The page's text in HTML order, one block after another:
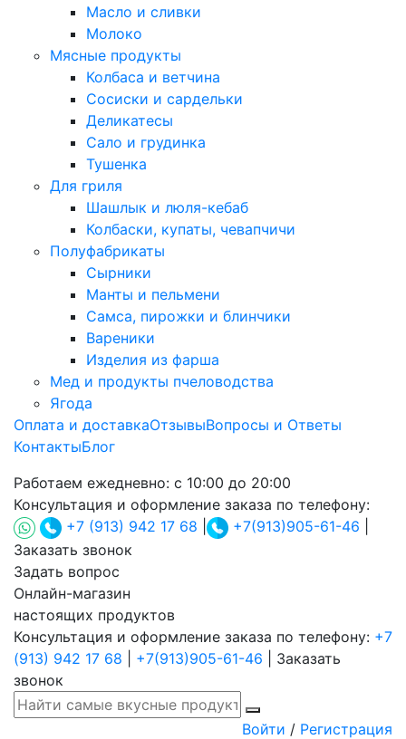
Масло и сливки
Молоко
Мясные продукты
Колбаса и ветчина
Сосиски и сардельки
Деликатесы
Сало и грудинка
Тушенка
Для гриля
Шашлык и люля-кебаб
Колбаски, купаты, чевапчичи
Полуфабрикаты
Сырники
Манты и пельмени
Самса, пирожки и блинчики
Вареники
Изделия из фарша
Мед и продукты пчеловодства
Ягода
Оплата и доставкаОтзывыВопросы и Ответы
КонтактыБлог
Работаем ежедневно: с 10:00 до 20:00
Консультация и оформление заказа по телефону:
+7 (913) 942 17 68
+7(913)905-61-46
Заказать звонок
Задать вопрос
Онлайн-магазин
настоящих продуктов
Консультация и оформление заказа по телефону: +7
(913) 942 17 68
+7(913)905-61-46
Заказать
звонок
Войти / Регистрация